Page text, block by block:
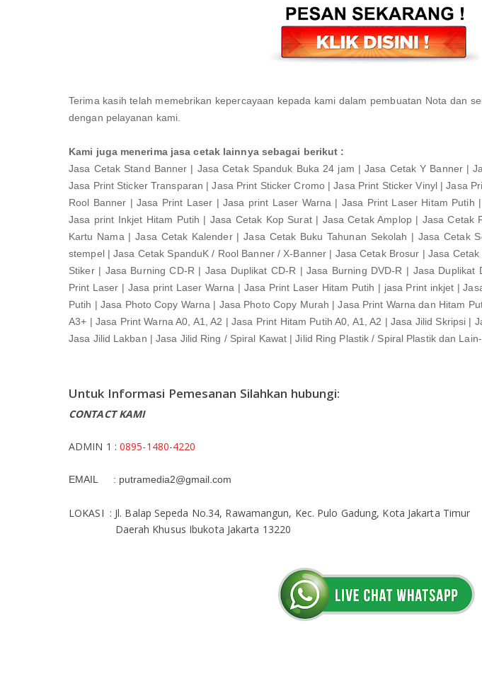
Terima kasih telah memebrikan kepercayaan kepada kami dalam pembuatan Nota dan
dengan pelayanan kami.
Kami juga menerima jasa cetak lainnya sebagai berikut :
Jasa Cetak Stand Banner | Jasa Cetak Spanduk Buka 24 jam | Jasa Cetak Y Banner |
Jasa Print Sticker Transparan | Jasa Print Sticker Cromo | Jasa Print Sticker Vinyl | Jasa
Rool Banner | Jasa Print Laser | Jasa print Laser Warna | Jasa Print Laser Hitam
Jasa print Inkjet Hitam Putih | Jasa Cetak Kop Surat | Jasa Cetak Amplop | Jasa Cetak
Kartu Nama | Jasa Cetak Kalender | Jasa Cetak Buku Tahunan Sekolah | Jasa Cetak
stempel | Jasa Cetak SpanduK / Rool Banner / X-Banner | Jasa Cetak Brosur | Jasa
Stiker | Jasa Burning CD-R | Jasa Duplikat CD-R | Jasa Burning DVD-R | Jasa
Print Laser | Jasa print Laser Warna | Jasa Print Laser Hitam Putih | jasa Print inkjet |
Putih | Jasa Photo Copy Warna | Jasa Photo Copy Murah | Jasa Print Warna dan Hitam
A3+ | Jasa Print Warna A0, A1, A2 | Jasa Print Hitam Putih A0, A1, A2 | Jasa Jilid Skripsi |
Jasa Jilid Lakban | Jasa Jilid Ring / Spiral Kawat | Jilid Ring Plastik / Spiral Plastik dan
Untuk Informasi Pemesanan Silahkan hubungi:
CONTACT KAMI
ADMIN 1 : 0895-1480-4220
EMAIL : putramedia2@gmail.com
LOKASI : Jl. Balap Sepeda No.34, Rawamangun, Kec. Pulo Gadung, Kota Jakarta Timur
Daerah Khusus Ibukota Jakarta 13220